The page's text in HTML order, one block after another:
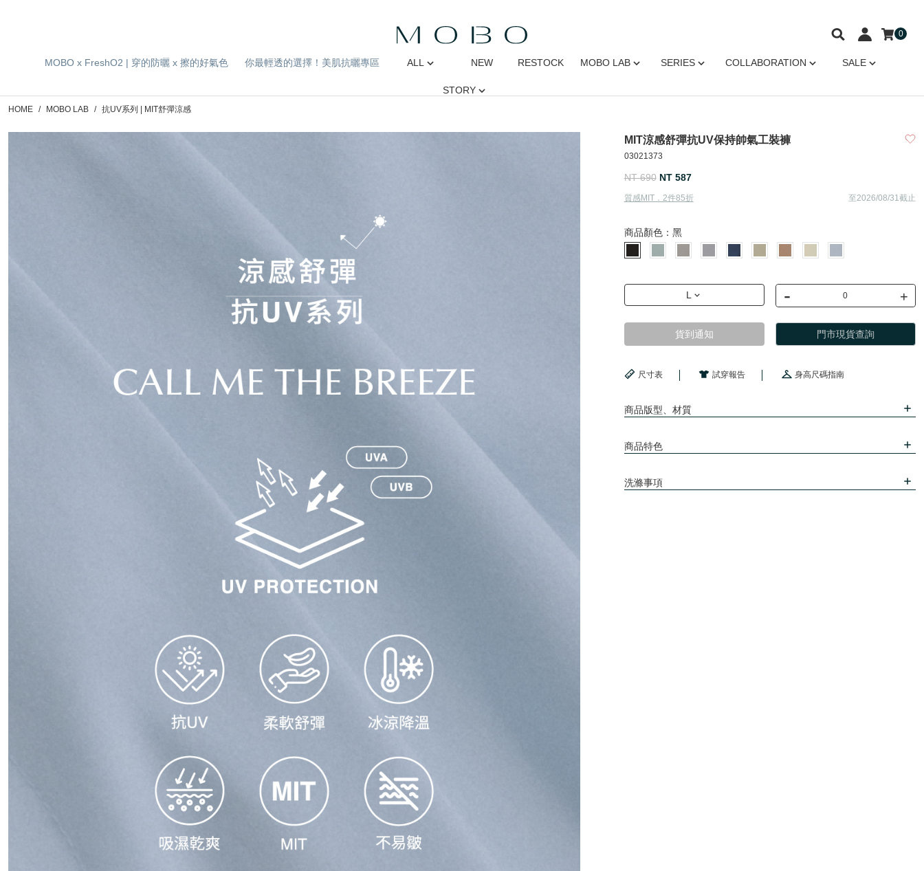
MOBO x FreshO2 | 穿的防曬 x 擦的好氣色 你最輕透的選擇！美肌抗曬專區 ALL NEW RESTOCK MOBO LAB SERIES COLLABORATION SALE
STORY
0
HOME MOBO LAB 抗UV系列 | MIT舒彈涼感
MIT涼感舒彈抗UV保持帥氣工裝褲
03021373
NT 690 NT 587
質感MIT．2件85折 至2026/08/31截止
商品顏色： 黑
L - +
貨到通知 門市現貨查詢
尺寸表 試穿報告 身高尺碼指南
商品版型、材質
商品特色
洗滌事項